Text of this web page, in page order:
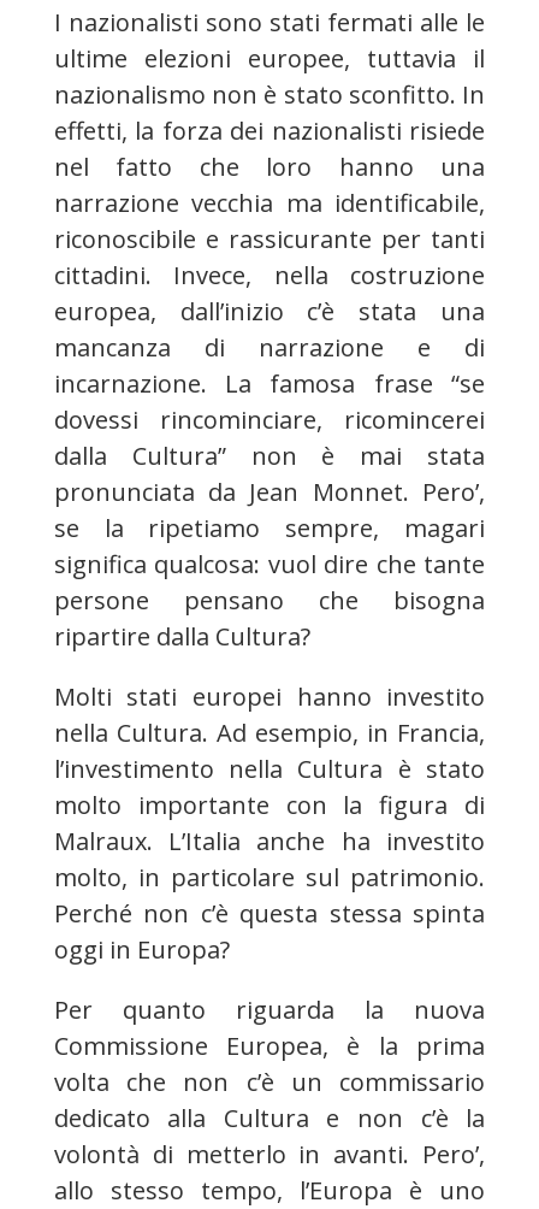
I nazionalisti sono stati fermati alle le
ultime elezioni europee, tuttavia il
nazionalismo non è stato sconfitto. In
effetti, la forza dei nazionalisti risiede
nel fatto che loro hanno una
narrazione vecchia ma identificabile,
riconoscibile e rassicurante per tanti
cittadini. Invece, nella costruzione
europea, dall’inizio c’è stata una
mancanza di narrazione e di
incarnazione. La famosa frase “se
dovessi rincominciare, ricomincerei
dalla Cultura” non è mai stata
pronunciata da Jean Monnet. Pero’,
se la ripetiamo sempre, magari
significa qualcosa: vuol dire che tante
persone pensano che bisogna
ripartire dalla Cultura?
Molti stati europei hanno investito
nella Cultura. Ad esempio, in Francia,
l’investimento nella Cultura è stato
molto importante con la figura di
Malraux. L’Italia anche ha investito
molto, in particolare sul patrimonio.
Perché non c’è questa stessa spinta
oggi in Europa?
Per quanto riguarda la nuova
Commissione Europea, è la prima
volta che non c’è un commissario
dedicato alla Cultura e non c’è la
volontà di metterlo in avanti. Pero’,
allo stesso tempo, l’Europa è uno